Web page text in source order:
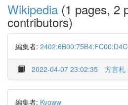
Wikipedia (1 pages, 2
contributors)
編集者:
2022-04-07 23:02:35 方言札
編集者: Kyoww